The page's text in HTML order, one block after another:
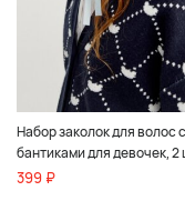
Набор заколок для волос с
бантиками для девочек, 2
399 ₽